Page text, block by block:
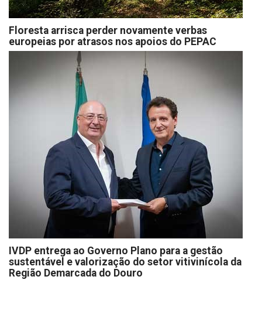
Floresta arrisca perder novamente verbas
europeias por atrasos nos apoios do PEPAC
IVDP entrega ao Governo Plano para a gestão
sustentável e valorização do setor vitivinícola da
Região Demarcada do Douro